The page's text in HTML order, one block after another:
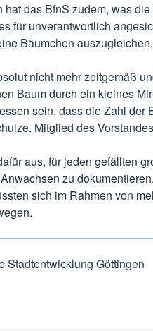
hat das BfnS zudem, was
für unverantwortlich
Bäumchen
nicht mehr zeitgemäß
Baum durch ein kleines
sein, dass die Zahl
Mitglied des
aus, für jeden gefällten
zu
sich im Rahmen von
Stadtentwicklung Göttingen